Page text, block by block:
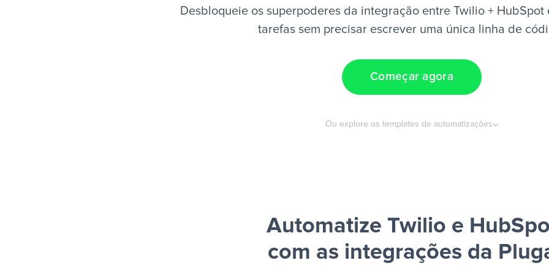
Desbloqueie os superpoderes da integração entre Twilio + HubSpot
tarefas sem precisar escrever uma única linha de
Começar agora
Ou explore os templates de automatizações
Automatize Twilio e
com as integrações da